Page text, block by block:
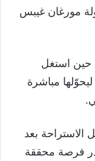
مورغان غيبس
مكافأة الضغط في الدقيقة 31، حين استغل
مباشرة
الاستراحة بعد
فرصة محققة